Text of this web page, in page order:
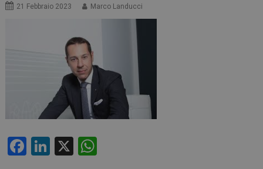
21 Febbraio 2023 Marco Landucci
F
Li X